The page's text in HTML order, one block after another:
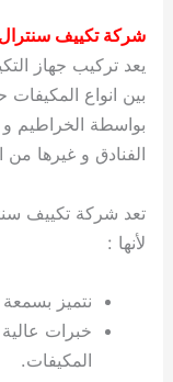
شركة تكييف
يعد تركيب جهاز
بين انواع المكيفات
بواسطة الخراطيم و
الفنادق و غيرها من
تعد شركة تكييف
لأنها :
نتميز
خبرات
المكيفات.